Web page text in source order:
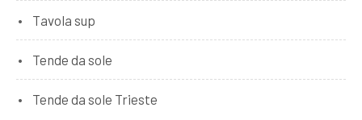
Tavola sup
Tende da sole
Tende da sole Trieste